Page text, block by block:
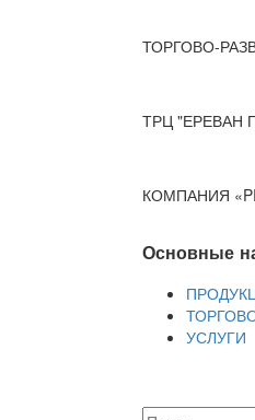
ТОРГОВО-
ТРЦ "ЕРЕВАН
КОМПАНИЯ
Основные
УСЛУГИ